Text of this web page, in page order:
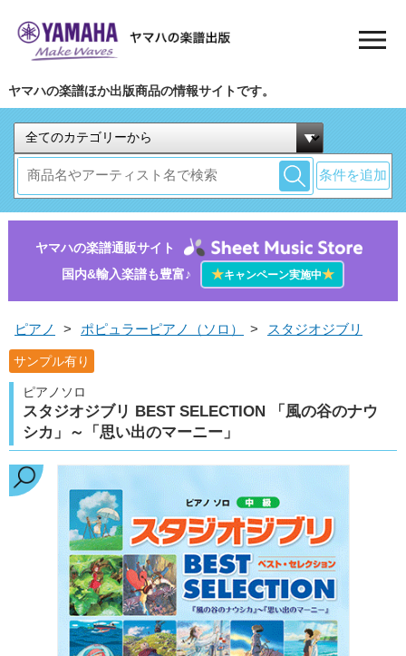
ヤマハの楽譜ほか出版商品の情報サイトです。
条件を追加
ヤマハの楽譜通販サイト
国内&輸入楽譜も豊富♪
★キャンペーン実施中★
ピアノ > ポピュラーピアノ（ソロ） > スタジオジブリ
サンプル有り
ピアノソロ
スタジオジブリ BEST SELECTION 「風の谷のナウ
シカ」～「思い出のマーニー」